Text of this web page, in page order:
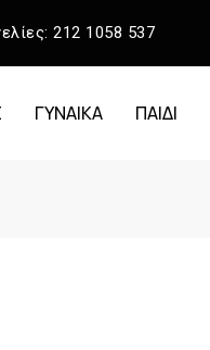
212 1058 537
ΓΥΝΑΙΚΑ ΠΑΙΔΙ